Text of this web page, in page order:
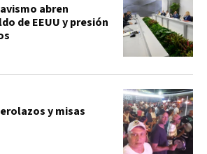
abren
de EEUU y presión
y misas